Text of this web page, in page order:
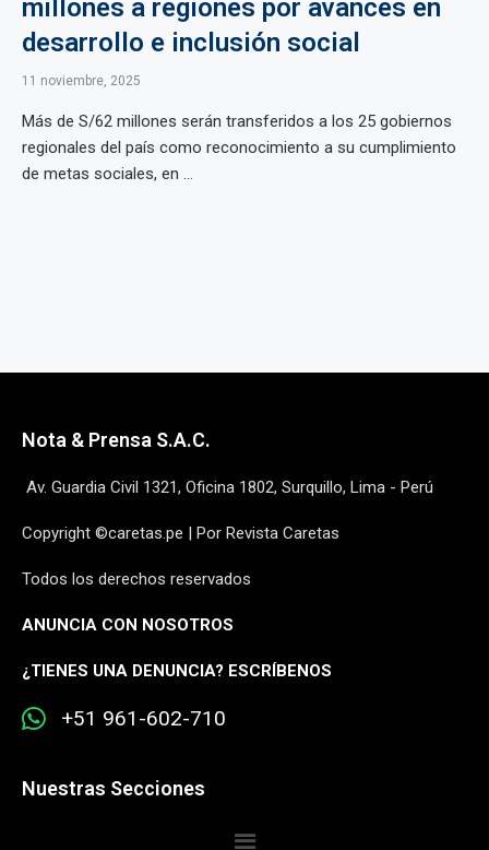
millones a regiones por avances en
desarrollo e inclusión social
11 noviembre, 2025
Más de S/62 millones serán transferidos a los 25 gobiernos
regionales del país como reconocimiento a su cumplimiento
de metas sociales, en ...
Nota & Prensa S.A.C.
Av. Guardia Civil 1321, Oficina 1802, Surquillo, Lima - Perú
Copyright ©caretas.pe | Por Revista Caretas
Todos los derechos reservados
ANUNCIA CON NOSOTROS
¿TIENES UNA DENUNCIA? ESCRÍBENOS
+51 961-602-710
Nuestras Secciones